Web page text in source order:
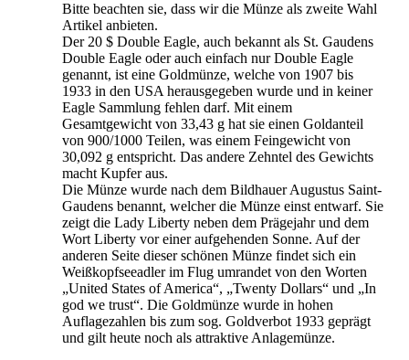
Bitte beachten sie, dass wir die Münze als zweite Wahl
Artikel anbieten.
Der 20 $ Double Eagle, auch bekannt als St. Gaudens
Double Eagle oder auch einfach nur Double Eagle
genannt, ist eine Goldmünze, welche von 1907 bis
1933 in den USA herausgegeben wurde und in keiner
Eagle Sammlung fehlen darf. Mit einem
Gesamtgewicht von 33,43 g hat sie einen Goldanteil
von 900/1000 Teilen, was einem Feingewicht von
30,092 g entspricht. Das andere Zehntel des Gewichts
macht Kupfer aus.
Die Münze wurde nach dem Bildhauer Augustus Saint-
Gaudens benannt, welcher die Münze einst entwarf. Sie
zeigt die Lady Liberty neben dem Prägejahr und dem
Wort Liberty vor einer aufgehenden Sonne. Auf der
anderen Seite dieser schönen Münze findet sich ein
Weißkopfseeadler im Flug umrandet von den Worten
„United States of America“, „Twenty Dollars“ und „In
god we trust“. Die Goldmünze wurde in hohen
Auflagezahlen bis zum sog. Goldverbot 1933 geprägt
und gilt heute noch als attraktive Anlagemünze.